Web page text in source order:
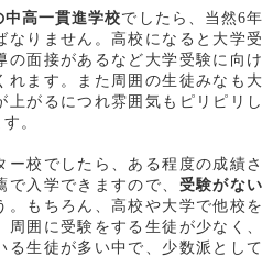
中高一貫進学校でしたら、当然6年
なりません。高校になると大学受
の面接があるなど大学受験に向け
れます。また周囲の生徒みなも大
上がるにつれ雰囲気もピリピリし
。
ー校でしたら、ある程度の成績さ
入学できますので、 受験がない
。もちろん、高校や大学で他校を
囲に受験をする生徒が少なく、
る生徒が多い中で、少数派として